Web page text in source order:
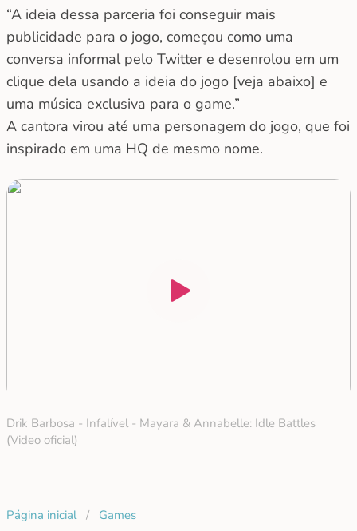
“A ideia dessa parceria foi conseguir mais
publicidade para o jogo, começou como uma
conversa informal pelo Twitter e desenrolou em um
clique dela usando a ideia do jogo [veja abaixo] e
uma música exclusiva para o game.”
A cantora virou até uma personagem do jogo, que foi
inspirado em uma HQ de mesmo nome.
Drik Barbosa - Infalível - Mayara & Annabelle: Idle Battles
(Video oficial)
Página inicial / Games